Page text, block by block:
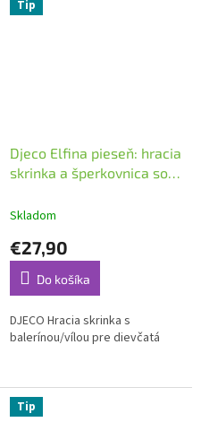
Tip
Djeco Elfina pieseň: hracia
skrinka a šperkovnica so
Skladom
€27,90
Do košíka
DJECO Hracia skrinka s
balerínou/vílou pre dievčatá
Tip